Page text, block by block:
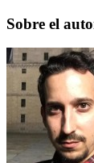
Sobre el